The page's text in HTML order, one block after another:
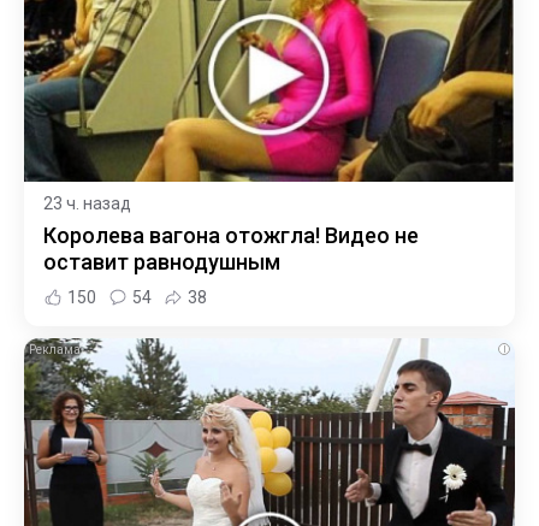
23 ч. назад
Королева вагона отожгла! Видео не
оставит равнодушным
150 54 38
i